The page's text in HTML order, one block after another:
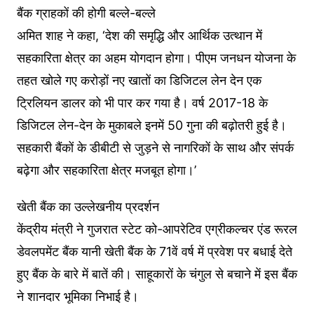
बैंक ग्राहकों की होगी बल्ले-बल्ले
अमित शाह ने कहा, ‘देश की समृद्धि और आर्थिक उत्थान में
सहकारिता क्षेत्र का अहम योगदान होगा। पीएम जनधन योजना के
तहत खोले गए करोड़ों नए खातों का डिजिटल लेन देन एक
ट्रिलियन डालर को भी पार कर गया है। वर्ष 2017-18 के
डिजिटल लेन-देन के मुकाबले इनमें 50 गुना की बढ़ोतरी हुई है।
सहकारी बैंकों के डीबीटी से जुड़ने से नागरिकों के साथ और संपर्क
बढ़ेगा और सहकारिता क्षेत्र मजबूत होगा।’
खेती बैंक का उल्लेखनीय प्रदर्शन
केंद्रीय मंत्री ने गुजरात स्टेट को-आपरेटिव एग्रीकल्चर एंड रूरल
डेवलपमेंट बैंक यानी खेती बैंक के 71वें वर्ष में प्रवेश पर बधाई देते
हुए बैंक के बारे में बातें की। साहूकारों के चंगुल से बचाने में इस बैंक
ने शानदार भूमिका निभाई है।